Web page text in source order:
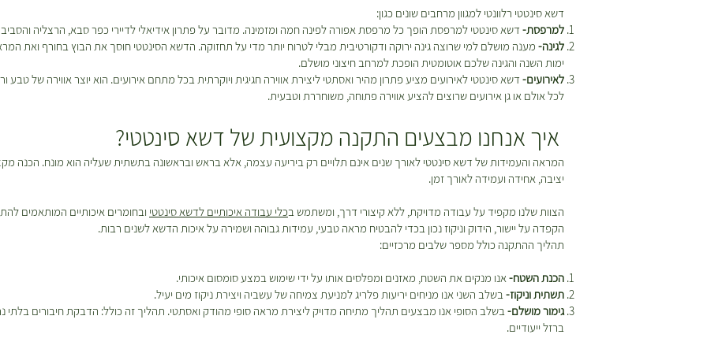
דשא סינטטי רלוונטי למגוון מרחבים שונים כגון:
למרפסת- דשא סינטטי למרפסת הופך כל מרפסת אפורה לפינה חמה ומזמינה. מדובר על פתרון אידיאלי לדיירי כפר סבא, הרצליה
לגינה- מענה מושלם למי שרוצה גינה ירוקה ודקורטיבית מבלי לטרוח יותר מדי על תחזוקה. הדשא הסינטטי חוסך את הבוץ בחורף ואת
ימות השנה והגינה שלכם אוטומטית הופכת למרחב חיצוני מושלם.
לאירועים- דשא סינטטי לאירועים מציע פתרון מהיר ואסתטי ליצירת אווירה חגיגית ויוקרתית בכל מתחם אירועים. הוא יוצר אווירה של
לכל אולם או גן אירועים שרוצים להציע אווירה פתוחה, משוחררת וטבעית.
איך אנחנו מבצעים התקנה מקצועית של דשא סינטטי?
המראה והעמידות של דשא סינטטי לאורך שנים אינם תלויים רק ביריעה עצמה, אלא בראש ובראשונה בתשתית שעליה הוא מונח. הכנה
יציבה, אחידה ועמידה לאורך זמן.
הצוות שלנו מקפיד על עבודה מדויקת, ללא קיצורי דרך, ומשתמש בכלי עבודה איכותיים לדשא סינטטי ובחומרים איכותיים המותאמים
הקפדה על יישור, הידוק וניקוז נכון בכדי להבטיח מראה טבעי, עמידות גבוהה ושמירה על איכות הדשא לשנים רבות.
תהליך ההתקנה כולל מספר שלבים מרכזיים:
הכנת השטח-אנו מנקים את השטח, מאזנים ומפלסים אותו על ידי שימוש במצע סומסום איכותי.
תשתית וניקוז-בשלב השני אנו מניחים יריעות פלריג למניעת צמיחה של עשביה ויצירת ניקוז מים יעיל.
גימור מושלם-בשלב הסופי אנו מבצעים תהליך מתיחה מדויק ליצירת מראה סופי מהודק ואסתטי. תהליך זה כולל: הדבקת חיבורים בלתי
ברזל ייעודיים.